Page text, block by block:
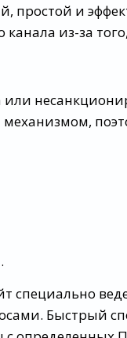
простой и
канала из-за
специально
Быстрый